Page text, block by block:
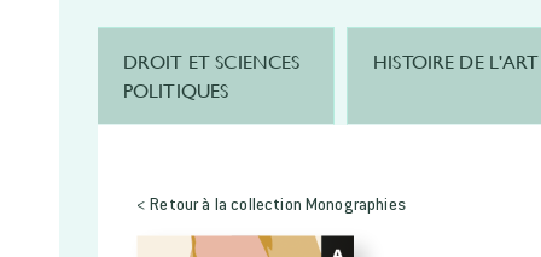
DROIT ET SCIENCES
POLITIQUES
HISTOIRE DE L'ART
< Retour à la collection Monographies